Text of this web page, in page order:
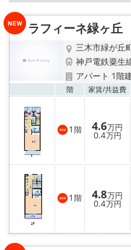
路線·駅から探す
地域から探す
地図から探す
スタッフ
店舗情報·アクセス
会社概要
メールでお問い合わせ
ラフィーネ緑ヶ丘
三木市緑が丘
神戸電鉄粟生
アパート 1階
階 家賃/共益費
1 階 4.6万円
0.4万円
1 階 4.8万円
0.4万円